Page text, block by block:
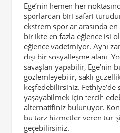
Ege’nin hemen her
sporlardan biri safari
ekstrem sporlar arasında
birlikte en fazla eğlencelisi
eğlence vadetmiyor. Aynı
dışı bir sosyalleşme alanı.
savaşları yapabilir, Ege’nin
gözlemleyebilir, saklı
keşfedebilirsiniz. Fethiye’de
yaşayabilmek için tercih
alternatifiniz bulunuyor.
bu tarz hizmetler veren tur
geçebilirsiniz.